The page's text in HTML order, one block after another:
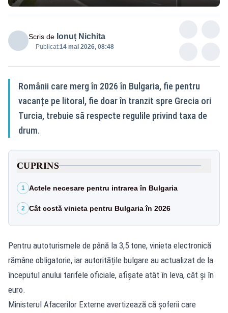
Scris de Ionuț Nichita
Publicat:14 mai 2026, 08:48
Românii care merg în 2026 în Bulgaria, fie pentru
vacanțe pe litoral, fie doar în tranzit spre Grecia ori
Turcia, trebuie să respecte regulile privind taxa de
drum.
CUPRINS
1 Actele necesare pentru intrarea în Bulgaria
2 Cât costă vinieta pentru Bulgaria în 2026
Pentru autoturismele de până la 3,5 tone, vinieta electronică
rămâne obligatorie, iar autoritățile bulgare au actualizat de la
începutul anului tarifele oficiale, afișate atât în leva, cât și în
euro.
Ministerul Afacerilor Externe avertizează că șoferii care